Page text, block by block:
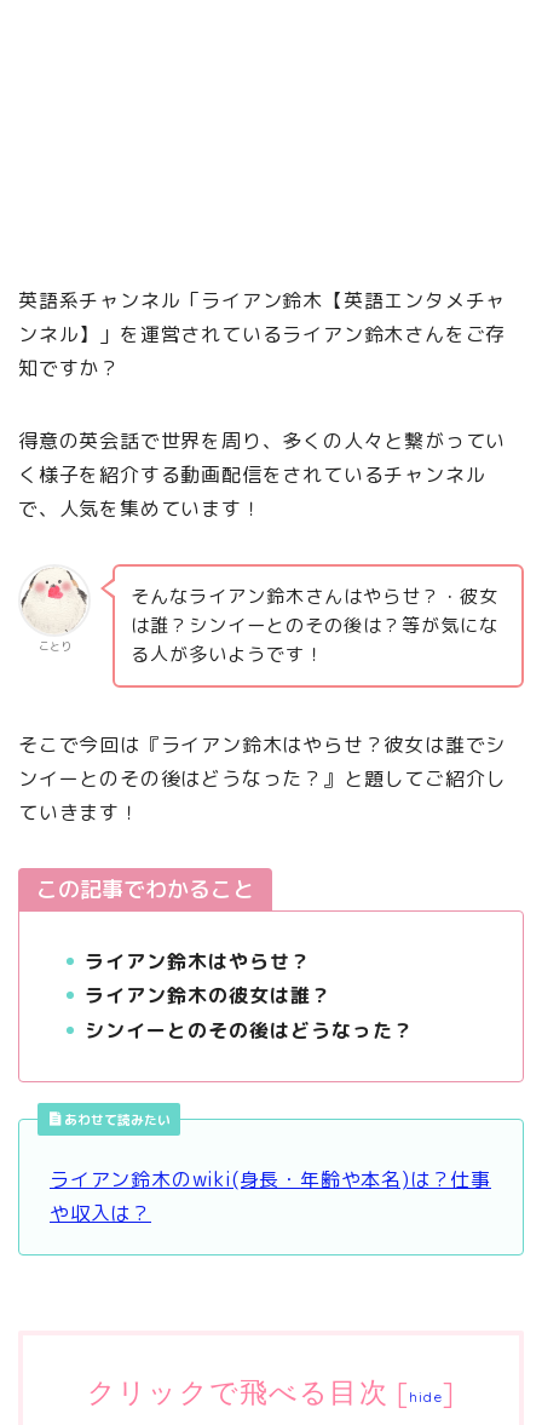
英語系チャンネル「ライアン鈴木【英語エンタメチャ
ンネル】」を運営されているライアン鈴木さんをご存
知ですか？
得意の英会話で世界を周り、多くの人々と繋がってい
く様子を紹介する動画配信をされているチャンネル
で、人気を集めています！
ことり
そんなライアン鈴木さんはやらせ？・彼女
は誰？シンイーとのその後は？等が気にな
る人が多いようです！
そこで今回は『ライアン鈴木はやらせ？彼女は誰でシ
ンイーとのその後はどうなった？』と題してご紹介し
ていきます ！
この記事でわかること
ライアン鈴木はやらせ？
ライアン鈴木の彼女は誰？
シンイーとのその後はどうなった？
あわせて読みたい
ライアン鈴木のwiki(身長・年齢や本名)は？仕事
や収入は？
クリックで飛べる目次 [ hide]